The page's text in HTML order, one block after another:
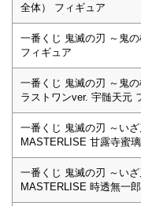
全体） フィギュア
一番くじ 鬼滅の刃 ～鬼
フィギュア
一番くじ 鬼滅の刃 ～鬼
ラストワンver. 宇髄天元
一番くじ 鬼滅の刃 ～い
MASTERLISE 甘露寺蜜
一番くじ 鬼滅の刃 ～い
MASTERLISE 時透無一